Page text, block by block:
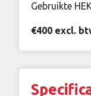
Gebruikte
€400 excl.